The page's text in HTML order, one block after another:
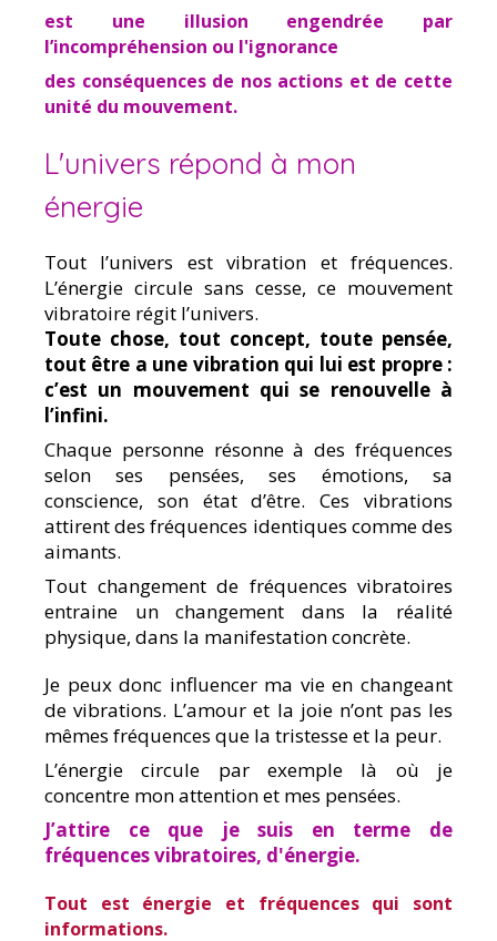
est une illusion engendrée par
l’incompréhension ou l'ignorance
des conséquences de nos actions et de cette
unité du mouvement.
L'univers répond à mon
énergie
Tout l’univers est vibration et fréquences.
L’énergie circule sans cesse, ce mouvement
vibratoire régit l’univers.
Toute chose, tout concept, toute pensée,
tout être a une vibration qui lui est propre :
c’est un mouvement qui se renouvelle à
l’infini.
Chaque personne résonne à des fréquences
selon ses pensées, ses émotions, sa
conscience, son état d’être. Ces vibrations
attirent des fréquences identiques comme des
aimants.
Tout changement de fréquences vibratoires
entraine un changement dans la réalité
physique, dans la manifestation concrète.
Je peux donc influencer ma vie en changeant
de vibrations. L’amour et la joie n’ont pas les
mêmes fréquences que la tristesse et la peur.
L’énergie circule par exemple là où je
concentre mon attention et mes pensées.
J’attire ce que je suis en terme de
fréquences vibratoires, d'énergie.
Tout est énergie et fréquences qui sont
informations.